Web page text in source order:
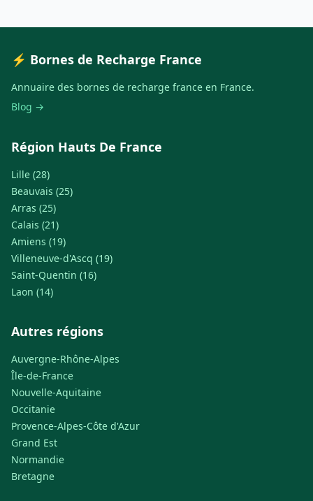
⚡ Bornes de Recharge France
Annuaire des bornes de recharge france en France.
Blog →
Région Hauts De France
Lille (28)
Beauvais (25)
Arras (25)
Calais (21)
Amiens (19)
Villeneuve-d'Ascq (19)
Saint-Quentin (16)
Laon (14)
Autres régions
Auvergne-Rhône-Alpes
Île-de-France
Nouvelle-Aquitaine
Occitanie
Provence-Alpes-Côte d'Azur
Grand Est
Normandie
Bretagne